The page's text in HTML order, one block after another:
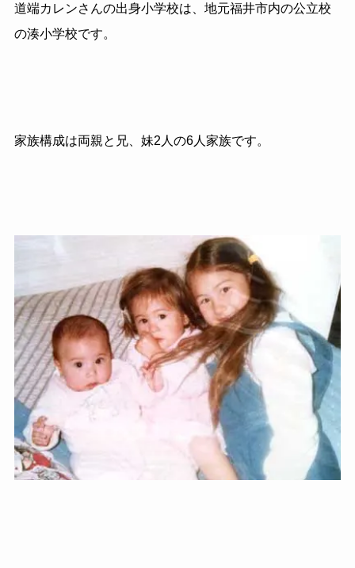
道端カレンさんの出身小学校は、地元福井市内の公立校
の湊小学校です。
家族構成は両親と兄、妹2人の6人家族です。